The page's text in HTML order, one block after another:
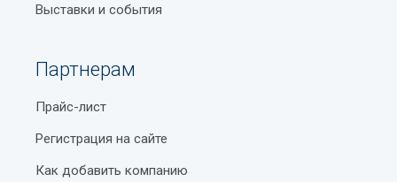
Выставки и события
Партнерам
Прайс-лист
Регистрация на сайте
Как добавить компанию